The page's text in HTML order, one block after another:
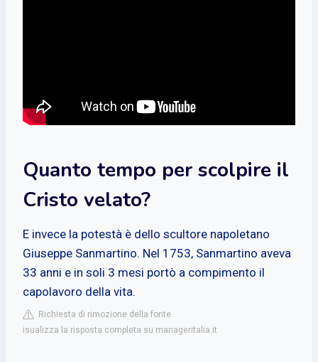
Quanto tempo per scolpire il
Cristo velato?
E invece la potestà è dello scultore napoletano
Giuseppe Sanmartino. Nel 1753, Sanmartino aveva
33 anni e in soli 3 mesi portò a compimento il
capolavoro della vita.
Richiesta di rimozione della fonte
isualizza la risposta completa su manageritalia.it